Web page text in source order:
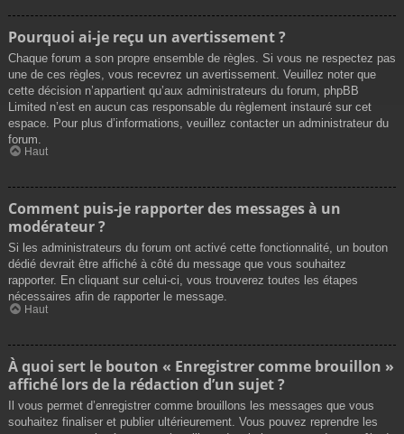
Pourquoi ai-je reçu un avertissement ?
Chaque forum a son propre ensemble de règles. Si vous ne respectez pas
une de ces règles, vous recevrez un avertissement. Veuillez noter que
cette décision n’appartient qu’aux administrateurs du forum, phpBB
Limited n’est en aucun cas responsable du règlement instauré sur cet
espace. Pour plus d’informations, veuillez contacter un administrateur du
forum.
Haut
Comment puis-je rapporter des messages à un
modérateur ?
Si les administrateurs du forum ont activé cette fonctionnalité, un bouton
dédié devrait être affiché à côté du message que vous souhaitez
rapporter. En cliquant sur celui-ci, vous trouverez toutes les étapes
nécessaires afin de rapporter le message.
Haut
À quoi sert le bouton « Enregistrer comme brouillon »
affiché lors de la rédaction d’un sujet ?
Il vous permet d’enregistrer comme brouillons les messages que vous
souhaitez finaliser et publier ultérieurement. Vous pouvez reprendre les